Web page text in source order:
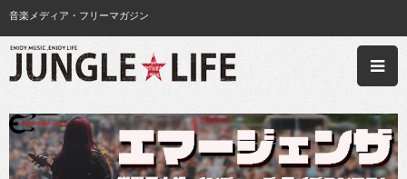
音楽メディア・フリーマガジン